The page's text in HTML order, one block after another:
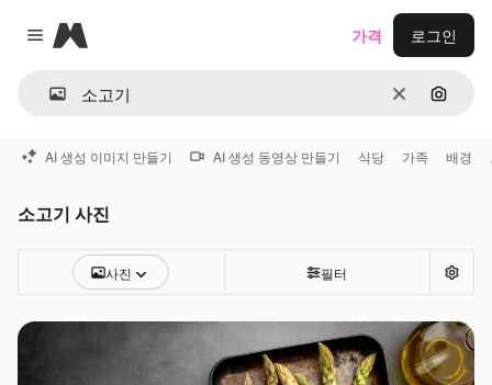
Close menu
Magnific
지우기이미지
가격 로그인
AI 생성 이미지 만들기 AI 생성 동영상 만들기 식당 가족 배경
소고기 사진
사진 필터